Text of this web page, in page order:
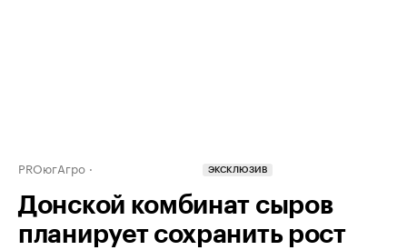
PROюгАгро ЭКСКЛЮЗИВ
Донской комбинат сыров
планирует сохранить рост